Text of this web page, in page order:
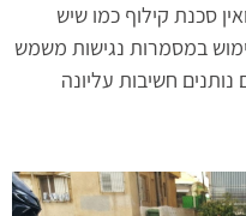
סכנת קילוף כמו שיש
במסמרות נגישות משמש
חשיבות עליונה